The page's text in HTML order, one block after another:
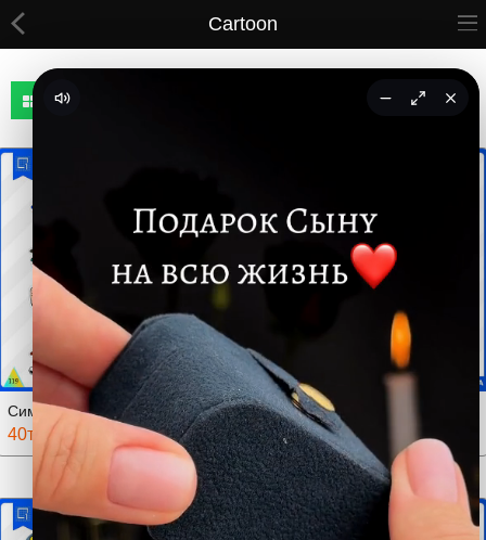
ВСЕ ТОВАРЫ
Бейсболки
Гравировка
CoolPass
Cartoon
Симпсоны
40тмт.
Симпсоны
40тмт.
cool.com.tm